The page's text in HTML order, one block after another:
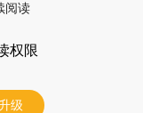
阅读
权限
级